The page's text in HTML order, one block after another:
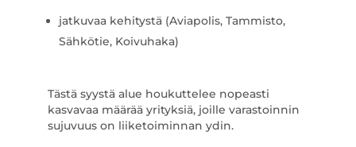
jatkuvaa kehitystä (Aviapolis, Tammisto,
Sähkötie, Koivuhaka)
Tästä syystä alue houkuttelee nopeasti
kasvavaa määrää yrityksiä, joille varastoinnin
sujuvuus on liiketoiminnan ydin.